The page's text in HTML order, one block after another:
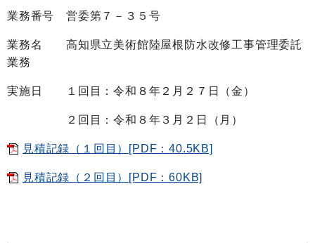
業務番号 営委第７－３５号
業務名 高知県立美術館陸屋根防水改修工事管理委託
業務
実施日 １回目：令和８年２月２７日（金）
２回目：令和８年３月２日（月）
見積記録（１回目）[PDF：40.5KB]
見積記録（２回目）[PDF：60KB]